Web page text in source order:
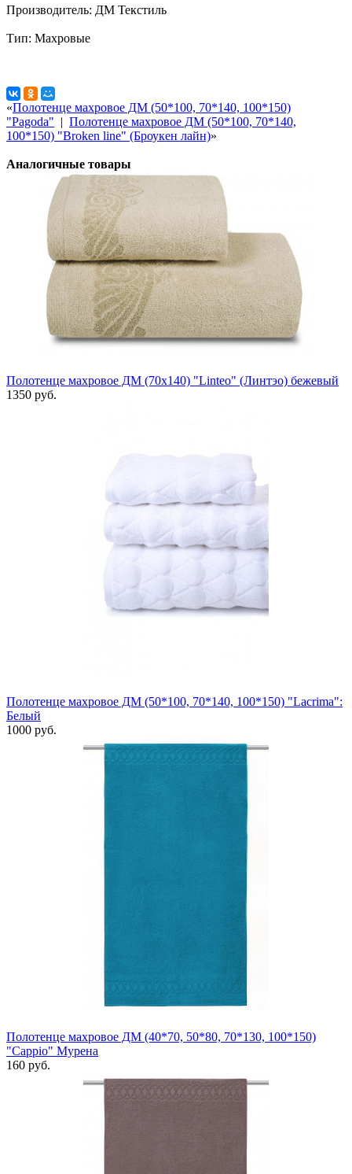
Производитель: ДМ Текстиль
Тип: Махровые
«Полотенце махровое ДМ (50*100, 70*140, 100*150)
"Pagoda" | Полотенце махровое ДМ (50*100, 70*140,
100*150) "Broken line" (Броукен лайн)»
Аналогичные товары
Полотенце махровое ДМ (70х140) "Linteo" (Линтэо) бежевый
1350 руб.
Полотенце махровое ДМ (50*100, 70*140, 100*150) "Laсrima":
Белый
1000 руб.
Полотенце махровое ДМ (40*70, 50*80, 70*130, 100*150)
"Cappio" Мурена
160 руб.